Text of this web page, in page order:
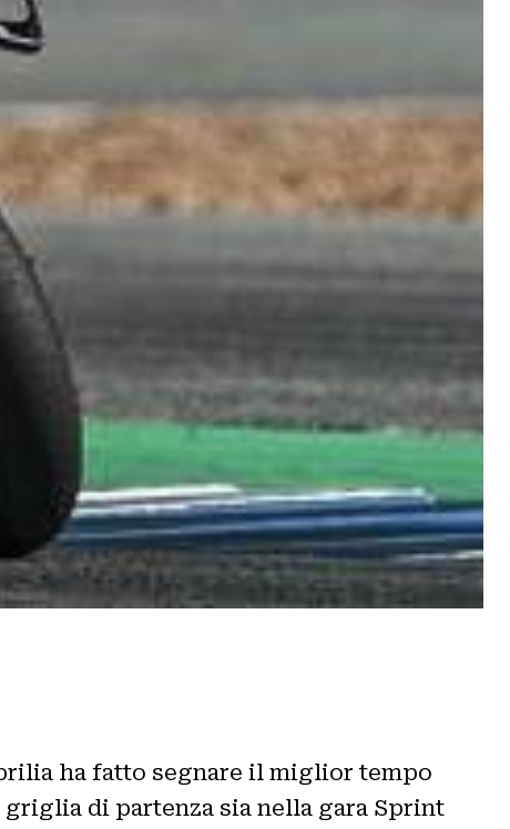
ha fatto segnare il miglior tempo
di partenza sia nella gara Sprint